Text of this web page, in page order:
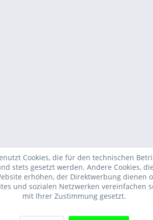
Cookies, die für den technischen
stets gesetzt werden. Andere Cookies,
erhöhen, der Direktwerbung dienen
und sozialen Netzwerken vereinfachen
mit Ihrer Zustimmung gesetzt.